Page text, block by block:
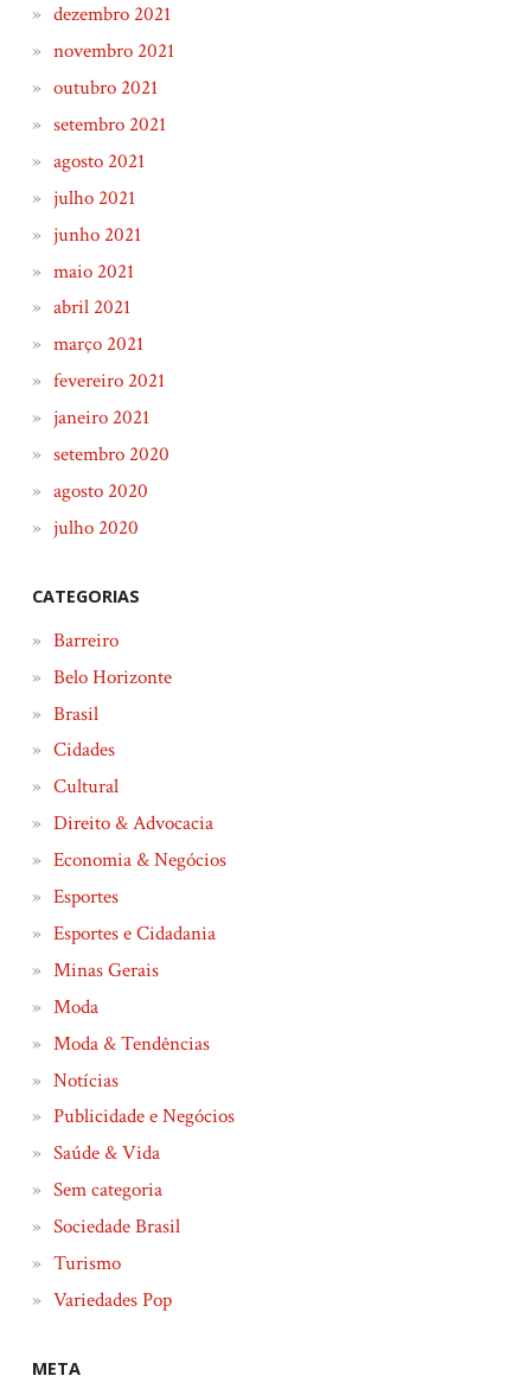
dezembro 2021
novembro 2021
outubro 2021
setembro 2021
agosto 2021
julho 2021
junho 2021
maio 2021
abril 2021
março 2021
fevereiro 2021
janeiro 2021
setembro 2020
agosto 2020
julho 2020
CATEGORIAS
Barreiro
Belo Horizonte
Brasil
Cidades
Cultural
Direito & Advocacia
Economia & Negócios
Esportes
Esportes e Cidadania
Minas Gerais
Moda
Moda & Tendências
Notícias
Publicidade e Negócios
Saúde & Vida
Sem categoria
Sociedade Brasil
Turismo
Variedades Pop
META